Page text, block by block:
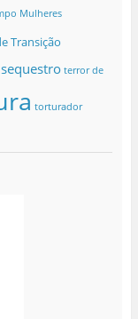
Mulheres
Transição
sequestro terror de
torturador